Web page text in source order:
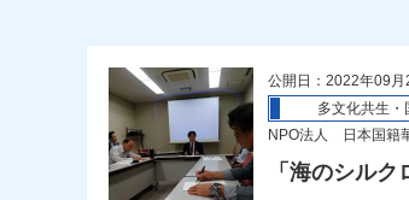
公開日：2022年09月
多文化共生・
NPO法人 日本国籍
「海のシル